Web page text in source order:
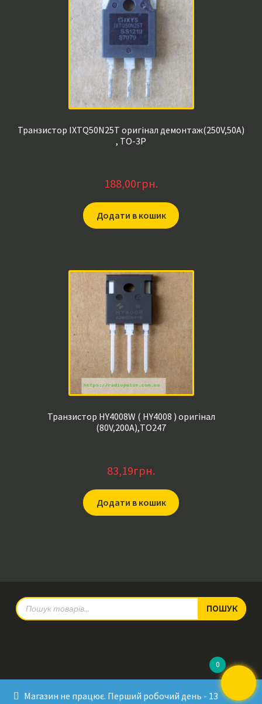
Магазин не працює. Перший робочий день - 13
Транзистор IXTQ50N25T оригінал демонтаж(250V,50A)
, TO-3P
188,00грн.
Додати в кошик
Транзистор HY4008W ( HY4008 ) оригінал
(80V,200A),TO247
83,19грн.
Додати в кошик
Products
search
ПОШУК
Developed by Sergey Krinitsa
0